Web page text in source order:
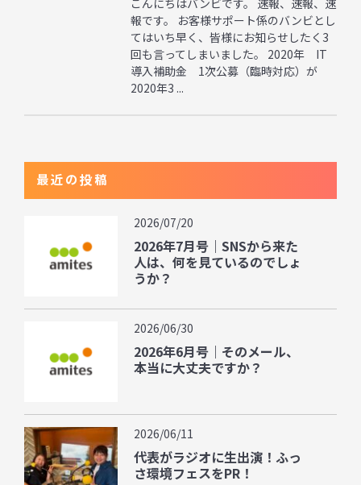
こんにちはバンビです。 速報、速報、速
報です。 お客様サポート係のバンビとし
てはいち早く、皆様にお知らせしたく3
回も言ってしまいました。 2020年 IT
導入補助金 1次公募（臨時対応）が
2020年3 ...
最近の投稿
2026/07/20
2026年7月号｜SNSから来た
人は、何を見ているのでしょ
うか？
2026/06/30
2026年6月号｜そのメール、
本当に大丈夫ですか？
2026/06/11
代表がラジオに生出演！ふっ
さ環境フェスをPR！